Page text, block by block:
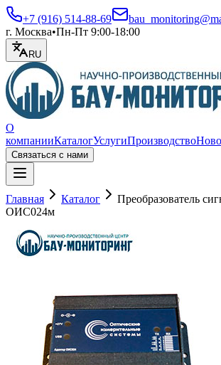
+7 (916) 514-88-69
г. Москва•Пн-Пт 9:00-18:00
RU
О
компанииКаталогУслугиПроизводство
Связаться с нами
Главная Каталог
Преобразователь
ОИС024м